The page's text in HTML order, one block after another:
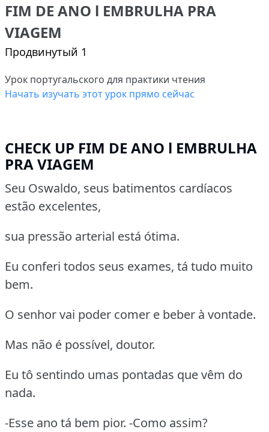
FIM DE ANO l EMBRULHA PRA
VIAGEM
Продвинутый 1
Урок португальского для практики чтения
Начать изучать этот урок прямо сейчас
CHECK UP FIM DE ANO l EMBRULHA
PRA VIAGEM
Seu Oswaldo, seus batimentos cardíacos
estão excelentes,
sua pressão arterial está ótima.
Eu conferi todos seus exames, tá tudo muito
bem.
O senhor vai poder comer e beber à vontade.
Mas não é possível, doutor.
Eu tô sentindo umas pontadas que vêm do
nada.
-Esse ano tá bem pior. -Como assim?